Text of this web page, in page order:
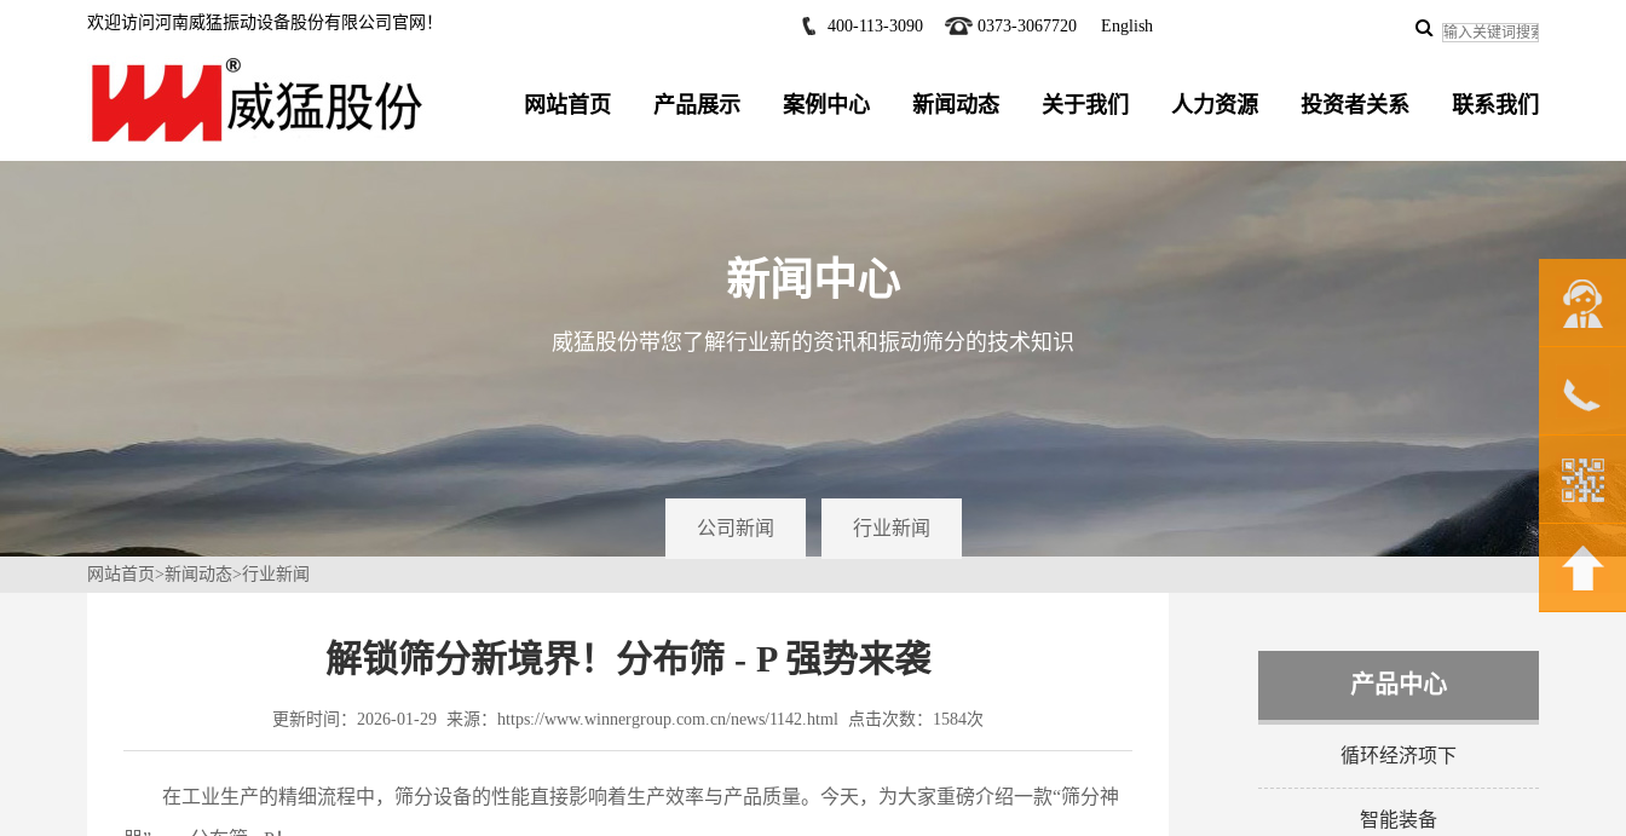
欢迎访问河南威猛振动设备股份有限公司官网！ 400-113-3090 0373-3067720 English
网站首页 产品展示 案例中心 新闻动态 关于我们 人力资源 投资者关系 联系我们
新闻中心
威猛股份带您了解行业新的资讯和振动筛分的技术知识
公司新闻 行业新闻
网站首页>新闻动态>行业新闻
解锁筛分新境界！分布筛 - P 强势来袭
更新时间：2026-01-29 来源：https://www.winnergroup.com.cn/news/1142.html 点击次数：1584次
在工业生产的精细流程中，筛分设备的性能直接影响着生产效率与产品质量。今天，为大家重磅介绍一款“筛分神
产品中心
循环经济项下
智能装备
联系我们